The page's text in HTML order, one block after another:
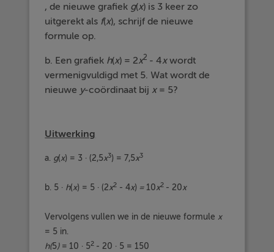
, de nieuwe grafiek g(x) is 3 keer zo
uitgerekt als f(x), schrijf de nieuwe
formule op.
b. Een grafiek h(x) = 2x2 - 4xwordt
vermenigvuldigd met 5. Wat wordt de
nieuwe y-coördinaat bij x= 5?
Uitwerking
a. g(x) = 3 · (2,5x3) = 7,5x3
b. 5 · h(x) = 5 · (2x2 - 4x) = 10x2 - 20x
Vervolgens vullen we in de nieuwe formule x
= 5 in.
h(5)= 10 · 52 - 20 · 5 = 150